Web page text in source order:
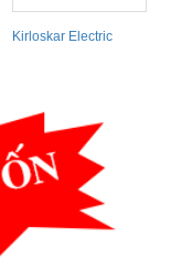
Kirloskar Electric